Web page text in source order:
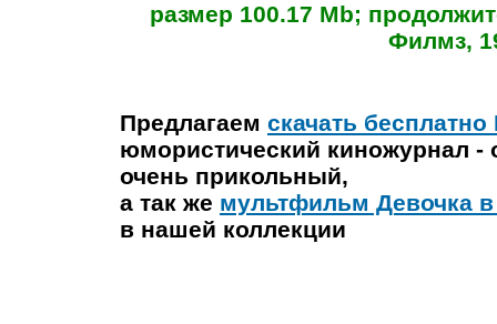
размер 100.17 Mb;
Филмз,
Предлагаем скачать
юмористический киножурнал
очень прикольный,
а так же мультфильм Девочка в
в нашей коллекции